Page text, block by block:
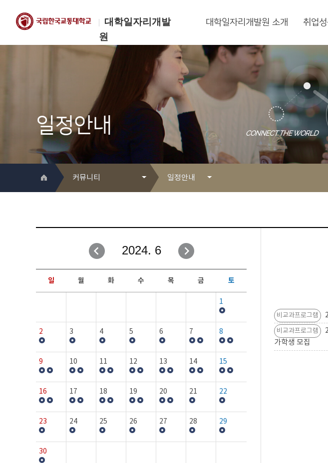
대학일자리개발
원
한국교통대학교
대학일자리개발원
대학일자리개발원 소개 취업
일정안내
커뮤니티
취업성공지원과
창업지원·교육센터
현장실습/IPP사업단
커뮤니티
일정안내
자유게시판
일정안내
보도자료
행사갤러리
2024. 6
일 월 화 수 목 금 토
1
2 3 4 5 6 7 8
9 10 11 12 13 14 15
16 17 18 19 20 21 22
23 24 25 26 27 28 29
30
비교과프로그램
비교과프로그램
가학생 모집